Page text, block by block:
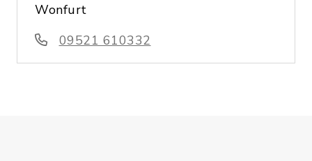
Wonfurt
09521 610332